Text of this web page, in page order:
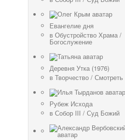
Евангелие дня
в Обустройство Храма /
Богослужение
Деревня Утка (1976)
в Творчество / Смотреть
Рубеж Исхода
в Собор III / Суд Божий